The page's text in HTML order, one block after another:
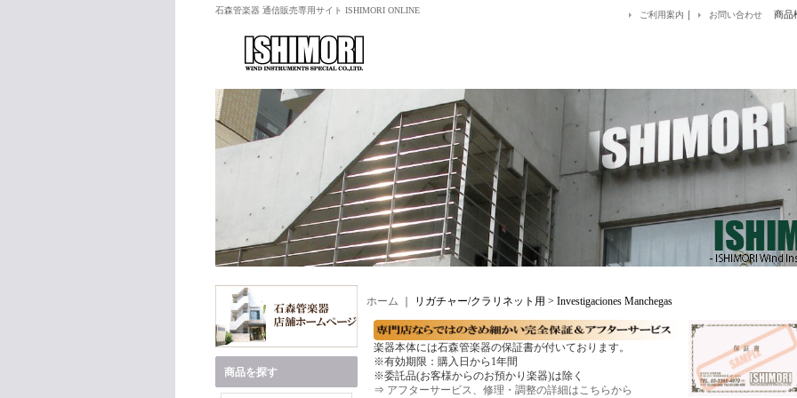
石森管楽器 通信販売専用サイト ISHIMORI ONLINE ご利用案内 ｜ お問い合わせ 商品
商品を探す
ホーム リガチャー/クラリネット用 > Investigaciones Manchegas
楽器本体には石森管楽器の保証書が付いております。
※有効期限：購入日から1年間
※委託品(お客様からのお預かり楽器)は除く
⇒ アフターサービス、修理・調整の詳細はこちらから